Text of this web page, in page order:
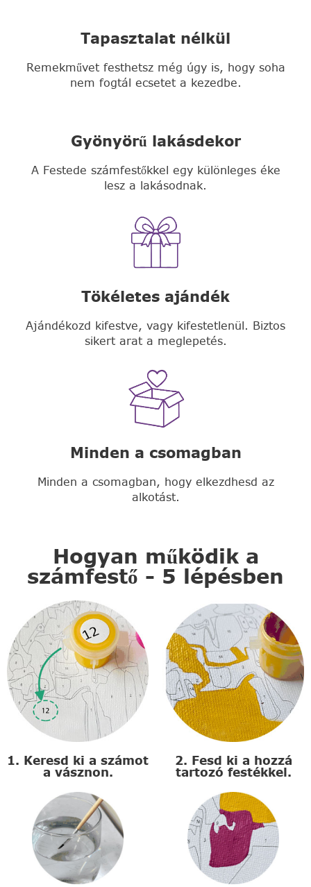
Tapasztalat nélkül
Remekművet festhetsz még úgy is, hogy soha
nem fogtál ecsetet a kezedbe.
Gyönyörű lakásdekor
A Festede számfestőkkel egy különleges éke
lesz a lakásodnak.
Tökéletes ajándék
Ajándékozd kifestve, vagy kifestetlenül. Biztos
sikert arat a meglepetés.
Minden a csomagban
Minden a csomagban, hogy elkezdhesd az
alkotást.
Hogyan működik a
számfestő - 5 lépésben
1. Keresd ki a számot
a vásznon.
2. Fesd ki a hozzá
tartozó festékkel.